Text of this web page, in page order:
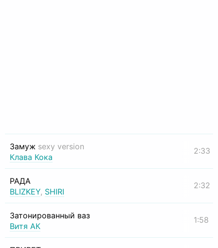
Замуж sexy version
Клава Кока
2:33
РАДА
BLIZKEY, SHIRI
2:32
Затонированный ваз
Витя АК
1:58